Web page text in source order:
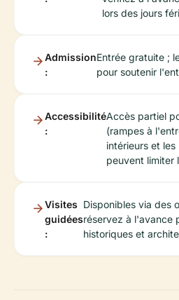
lors des jours
Admission
:
Entrée gratuite ;
pour soutenir
Accessibilité
:
Accès partiel
(rampes à
intérieurs et
peuvent limiter
Visites
guidées
:
Disponibles via des
réservez à l'avance
historiques et